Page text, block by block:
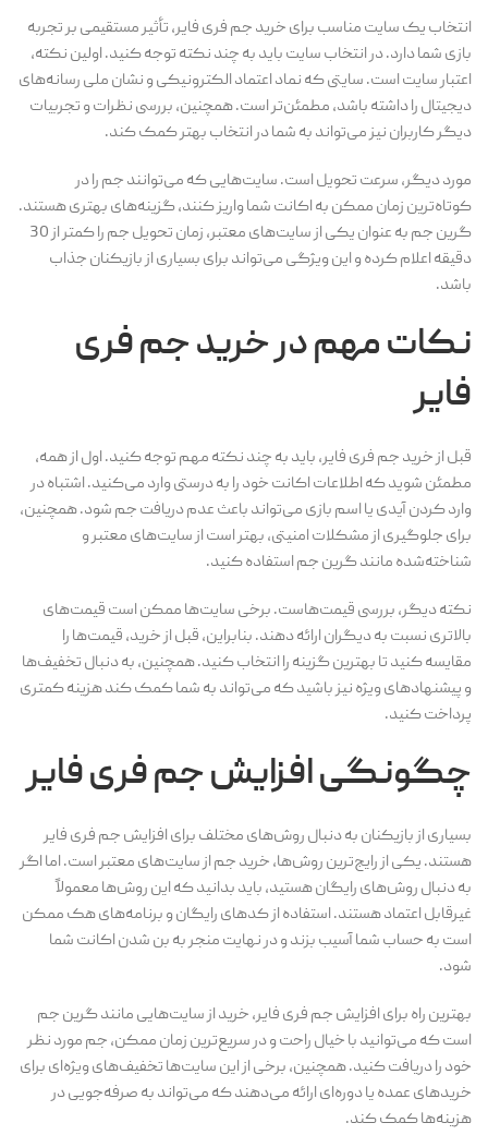
انتخاب یک سایت مناسب برای خرید جم فری فایر، تأثیر مستقیمی بر تجربه
بازی شما دارد. در انتخاب سایت باید به چند نکته توجه کنید. اولین نکته،
اعتبار سایت است. سایتی که نماد اعتماد الکترونیکی و نشان ملی رسانه‌های
دیجیتال را داشته باشد، مطمئن‌تر است. همچنین، بررسی نظرات و تجربیات
دیگر کاربران نیز می‌تواند به شما در انتخاب بهتر کمک کند.
مورد دیگر، سرعت تحویل است. سایت‌هایی که می‌توانند جم را در
کوتاه‌ترین زمان ممکن به اکانت شما واریز کنند، گزینه‌های بهتری هستند.
گرین جم به عنوان یکی از سایت‌های معتبر، زمان تحویل جم را کمتر از 30
دقیقه اعلام کرده و این ویژگی می‌تواند برای بسیاری از بازیکنان جذاب
باشد.
نکات مهم در خرید جم فری
فایر
قبل از خرید جم فری فایر، باید به چند نکته مهم توجه کنید. اول از همه،
مطمئن شوید که اطلاعات اکانت خود را به درستی وارد می‌کنید. اشتباه در
وارد کردن آیدی یا اسم بازی می‌تواند باعث عدم دریافت جم شود. همچنین،
برای جلوگیری از مشکلات امنیتی، بهتر است از سایت‌های معتبر و
شناخته‌شده مانند گرین جم استفاده کنید.
نکته دیگر، بررسی قیمت‌هاست. برخی سایت‌ها ممکن است قیمت‌های
بالاتری نسبت به دیگران ارائه دهند. بنابراین، قبل از خرید، قیمت‌ها را
مقایسه کنید تا بهترین گزینه را انتخاب کنید. همچنین، به دنبال تخفیف‌ها
و پیشنهادهای ویژه نیز باشید که می‌تواند به شما کمک کند هزینه کمتری
پرداخت کنید.
چگونگی افزایش جم فری فایر
بسیاری از بازیکنان به دنبال روش‌های مختلف برای افزایش جم فری فایر
هستند. یکی از رایج‌ترین روش‌ها، خرید جم از سایت‌های معتبر است. اما اگر
به دنبال روش‌های رایگان هستید، باید بدانید که این روش‌ها معمولاً
غیرقابل اعتماد هستند. استفاده از کدهای رایگان و برنامه‌های هک ممکن
است به حساب شما آسیب بزند و در نهایت منجر به بن شدن اکانت شما
شود.
بهترین راه برای افزایش جم فری فایر، خرید از سایت‌هایی مانند گرین جم
است که می‌توانید با خیال راحت و در سریع‌ترین زمان ممکن، جم مورد نظر
خود را دریافت کنید. همچنین، برخی از این سایت‌ها تخفیف‌های ویژه‌ای برای
خریدهای عمده یا دوره‌ای ارائه می‌دهند که می‌تواند به صرفه‌جویی در
هزینه‌ها کمک کند.